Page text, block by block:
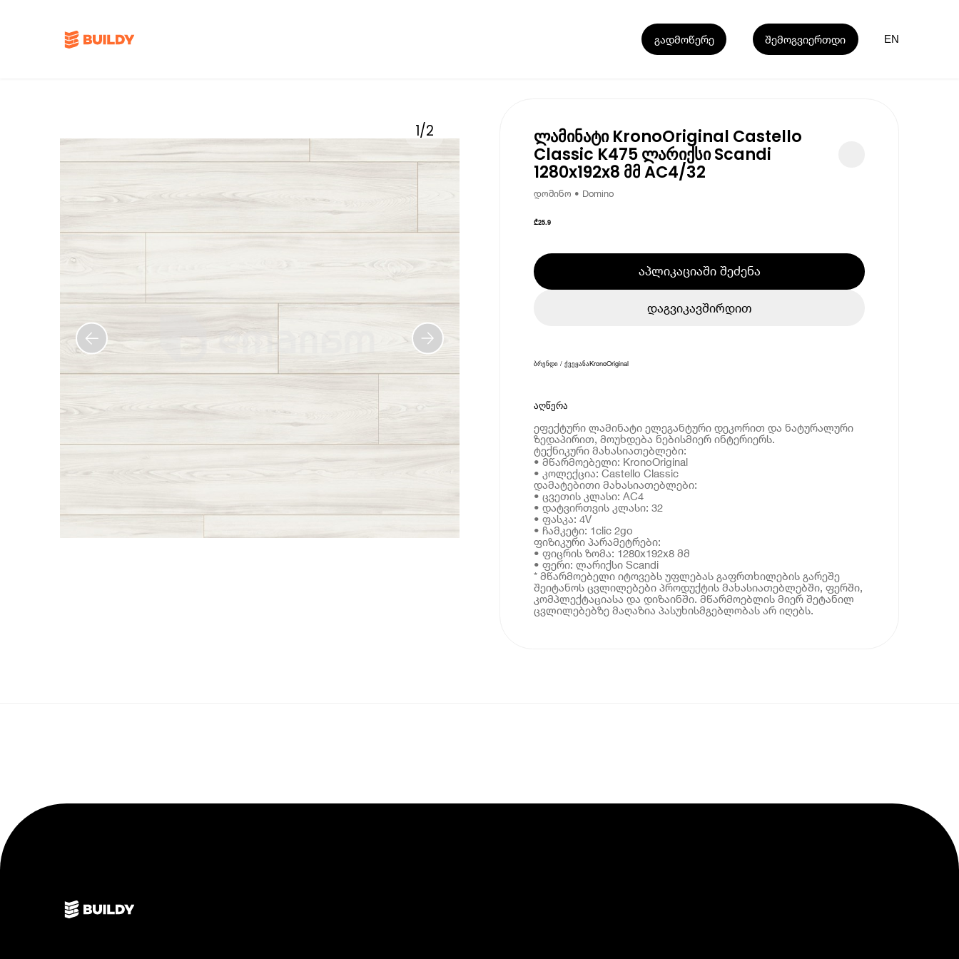
გადმოწერე შემოგვიერთდი EN
1/2 ლამინატი KronoOriginal Castello
Classic K475 ლარიქსი Scandi
1280x192x8 მმ AC4/32
დომინო • Domino
₾25.9
აპლიკაციაში შეძენა
დაგვიკავშირდით
ბრენდი / ქვეყანაKronoOriginal
აღწერა
ეფექტური ლამინატი ელეგანტური დეკორით და ნატურალური
ზედაპირით, მოუხდება ნებისმიერ ინტერიერს.
ტექნიკური მახასიათებლები:
• მწარმოებელი: KronoOriginal
• კოლექცია: Castello Classic
დამატებითი მახასიათებლები:
• ცვეთის კლასი: AC4
• დატვირთვის კლასი: 32
• ფასკა: 4V
• ჩამკეტი: 1clic 2go
ფიზიკური პარამეტრები:
• ფიცრის ზომა: 1280x192x8 მმ
• ფერი: ლარიქსი Scandi
* მწარმოებელი იტოვებს უფლებას გაფრთხილების გარეშე
შეიტანოს ცვლილებები პროდუქტის მახასიათებლებში, ფერში,
კომპლექტაციასა და დიზაინში. მწარმოებლის მიერ შეტანილ
ცვლილებებზე მაღაზია პასუხისმგებლობას არ იღებს.